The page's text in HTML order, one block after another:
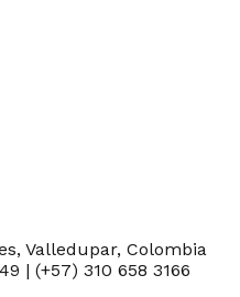
Valledupar, Colombia
| (+57) 310 658 3166